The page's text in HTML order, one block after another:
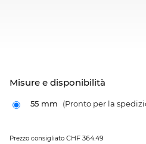
Misure e disponibilità
55 mm (Pronto per la
Prezzo consigliato CHF 364.49